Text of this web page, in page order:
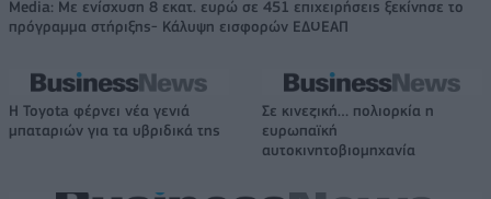
Media: Με ενίσχυση 8 εκατ. ευρώ σε 451 επιχειρήσεις ξεκίνησε το
πρόγραμμα στήριξης- Κάλυψη εισφορών ΕΔΟΕΑΠ
Η Toyota φέρνει νέα γενιά
μπαταριών για τα υβριδικά της
Σε κινεζική… πολιορκία η
ευρωπαϊκή
αυτοκινητοβιομηχανία